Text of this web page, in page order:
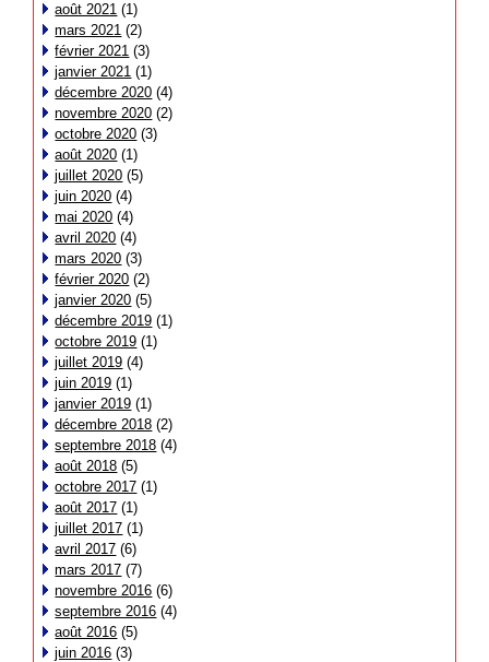
août 2021 (1)
mars 2021 (2)
février 2021 (3)
janvier 2021 (1)
décembre 2020 (4)
novembre 2020 (2)
octobre 2020 (3)
août 2020 (1)
juillet 2020 (5)
juin 2020 (4)
mai 2020 (4)
avril 2020 (4)
mars 2020 (3)
février 2020 (2)
janvier 2020 (5)
décembre 2019 (1)
octobre 2019 (1)
juillet 2019 (4)
juin 2019 (1)
janvier 2019 (1)
décembre 2018 (2)
septembre 2018 (4)
août 2018 (5)
octobre 2017 (1)
août 2017 (1)
juillet 2017 (1)
avril 2017 (6)
mars 2017 (7)
novembre 2016 (6)
septembre 2016 (4)
août 2016 (5)
juin 2016 (3)